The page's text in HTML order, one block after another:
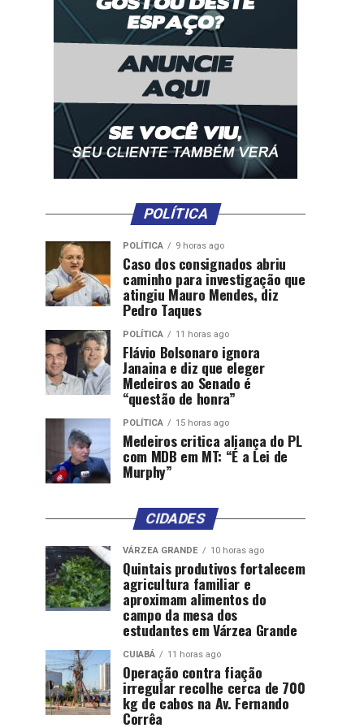
POLÍTICA
POLÍTICA 9 horas ago
Caso dos consignados abriu
caminho para investigação que
atingiu Mauro Mendes, diz
Pedro Taques
POLÍTICA 11 horas ago
Flávio Bolsonaro ignora
Janaina e diz que eleger
Medeiros ao Senado é
“questão de honra”
POLÍTICA 15 horas ago
Medeiros critica aliança do PL
com MDB em MT: “É a Lei de
Murphy”
CIDADES
VÁRZEA GRANDE 10 horas ago
Quintais produtivos fortalecem
agricultura familiar e
aproximam alimentos do
campo da mesa dos
estudantes em Várzea Grande
CUIABÁ 11 horas ago
Operação contra fiação
irregular recolhe cerca de 700
kg de cabos na Av. Fernando
Corrêa